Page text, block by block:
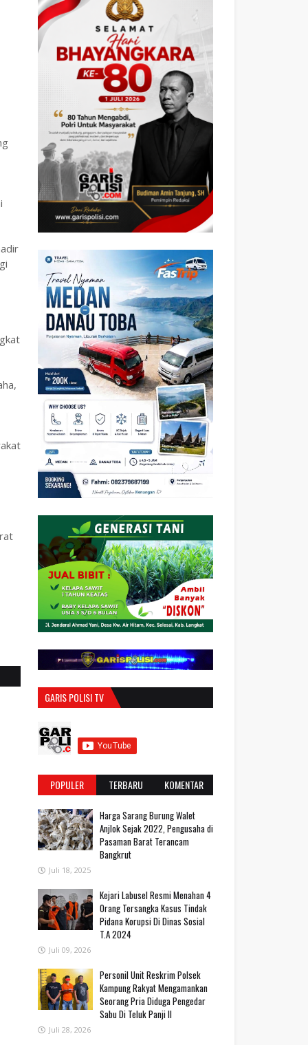
GARIS POLISI TV
POPULER TERBARU KOMENTAR
Harga Sarang Burung Walet
Anjlok Sejak 2022, Pengusaha di
Pasaman Barat Terancam
Bangkrut
Juli 18, 2025
‎Kejari Labusel Resmi Menahan 4
Orang Tersangka Kasus Tindak
Pidana Korupsi Di Dinas Sosial
T.A 2024
Juli 09, 2026
Personil Unit Reskrim Polsek
Kampung Rakyat Mengamankan
Seorang Pria Diduga Pengedar
Sabu Di Teluk Panji II
Juli 28, 2026